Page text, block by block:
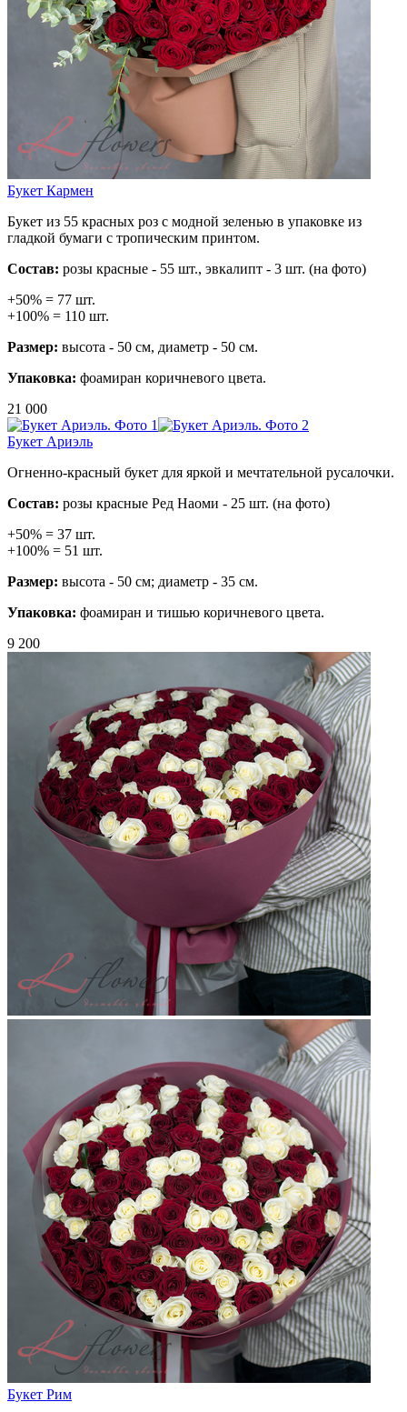
Букет Кармен
Букет из 55 красных роз с модной зеленью в упаковке из
гладкой бумаги с тропическим принтом.
Состав: розы красные - 55 шт., эвкалипт - 3 шт. (на фото)
+50% = 77 шт.
+100% = 110 шт.
Размер: высота - 50 см, диаметр - 50 см.
Упаковка: фоамиран коричневого цвета.
21 000
Букет Ариэль
Огненно-красный букет для яркой и мечтательной русалочки.
Состав: розы красные Ред Наоми - 25 шт. (на фото)
+50% = 37 шт.
+100% = 51 шт.
Размер: высота - 50 см; диаметр - 35 см.
Упаковка: фоамиран и тишью коричневого цвета.
9 200
Букет Рим